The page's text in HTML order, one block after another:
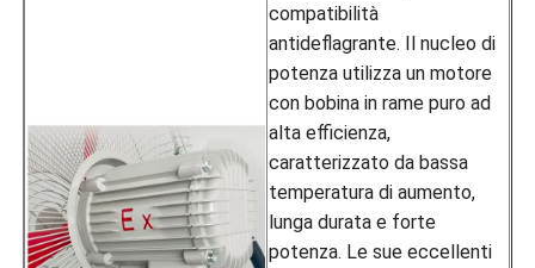
compatibilità
antideflagrante. Il nucleo di
potenza utilizza un motore
con bobina in rame puro ad
alta efficienza,
caratterizzato da bassa
temperatura di aumento,
lunga durata e forte
potenza. Le sue eccellenti